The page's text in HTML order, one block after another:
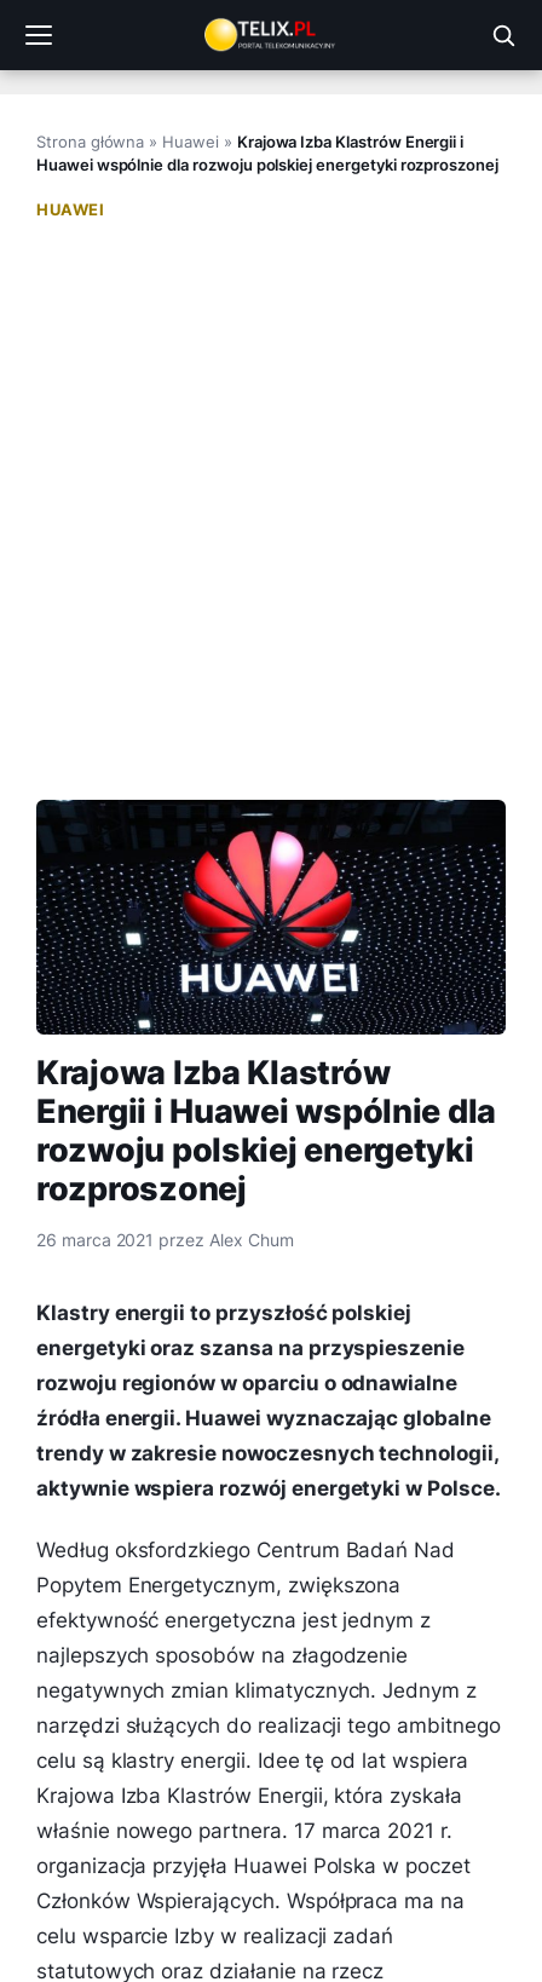
treści
Strona główna » Huawei » Krajowa Izba Klastrów Energii i
Huawei wspólnie dla rozwoju polskiej energetyki rozproszonej
HUAWEI
Krajowa Izba Klastrów
Energii i Huawei wspólnie dla
rozwoju polskiej energetyki
rozproszonej
26 marca 2021 przez Alex Chum
Klastry energii to przyszłość polskiej
energetyki oraz szansa na przyspieszenie
rozwoju regionów w oparciu o odnawialne
źródła energii. Huawei wyznaczając globalne
trendy w zakresie nowoczesnych technologii,
aktywnie wspiera rozwój energetyki w Polsce.
Według oksfordzkiego Centrum Badań Nad
Popytem Energetycznym, zwiększona
efektywność energetyczna jest jednym z
najlepszych sposobów na złagodzenie
negatywnych zmian klimatycznych. Jednym z
narzędzi służących do realizacji tego ambitnego
celu są klastry energii. Idee tę od lat wspiera
Krajowa Izba Klastrów Energii, która zyskała
właśnie nowego partnera. 17 marca 2021 r.
organizacja przyjęła Huawei Polska w poczet
Członków Wspierających. Współpraca ma na
celu wsparcie Izby w realizacji zadań
statutowych oraz działanie na rzecz